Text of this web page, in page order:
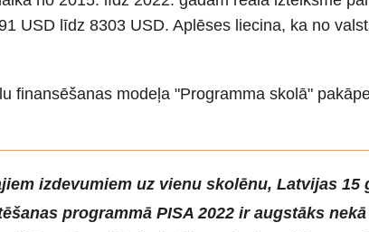
USD līdz 8303 USD. Aplēses liecina, ka no
finansēšanas modeļa "Programma skolā"
izdevumiem uz vienu skolēnu, Latvijas
programmā PISA 2022 ir augstāks